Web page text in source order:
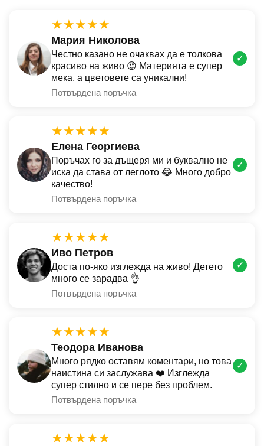
★★★★★
Мария Николова
Честно казано не очаквах да е толкова
красиво на живо 😍 Материята е супер
мека, а цветовете са уникални!
Потвърдена поръчка
✓
★★★★★
Елена Георгиева
Поръчах го за дъщеря ми и буквално не
иска да става от леглото 😂 Много добро
качество!
Потвърдена поръчка
✓
★★★★★
Иво Петров
Доста по-яко изглежда на живо! Детето
много се зарадва 👌
Потвърдена поръчка
✓
★★★★★
Теодора Иванова
Много рядко оставям коментари, но това
наистина си заслужава ❤️ Изглежда
супер стилно и се пере без проблем.
Потвърдена поръчка
✓
★★★★★